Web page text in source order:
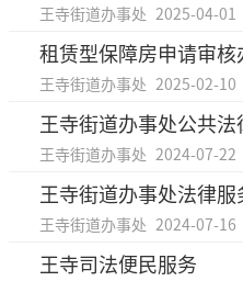
王寺街道办事处 2025-04-01
租赁型保障房申请审核
王寺街道办事处 2025-02-10
王寺街道办事处公共
王寺街道办事处 2024-07-22
王寺街道办事处法律
王寺街道办事处 2024-07-16
王寺司法便民服务